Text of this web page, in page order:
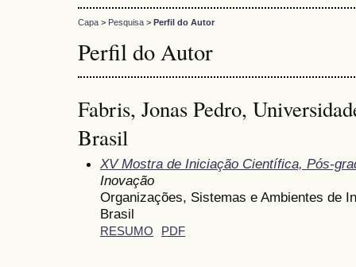
Capa > Pesquisa > Perfil do Autor
Perfil do Autor
Fabris, Jonas Pedro,
Brasil
XV Mostra de Iniciação Científica, Pós-
Inovação
Organizações, Sistemas e Ambientes de
Brasil
RESUMO PDF